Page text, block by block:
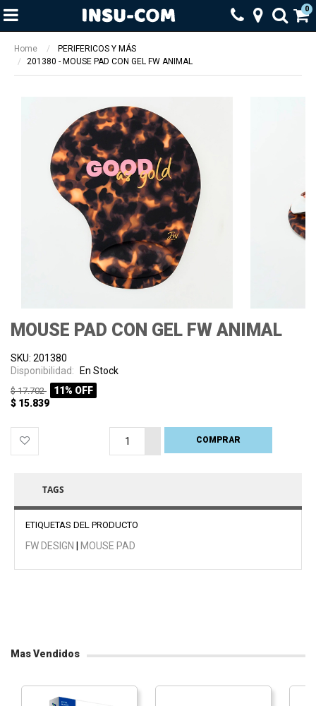
0
Home
PERIFERICOS Y MÁS
201380 - MOUSE PAD CON GEL FW ANIMAL
MOUSE PAD CON GEL FW ANIMAL
SKU: 201380
Disponibilidad: En Stock
$ 17.702
11% OFF
$ 15.839
COMPRAR
PROCESANDO
TAGS
ETIQUETAS DEL PRODUCTO
FW DESIGN | MOUSE PAD
Mas Vendidos